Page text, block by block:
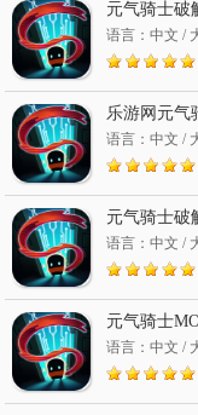
元气骑士破
语言：中文 /
乐游网元气
语言：中文 /
元气骑士破
语言：中文 /
元气骑士
语言：中文 /